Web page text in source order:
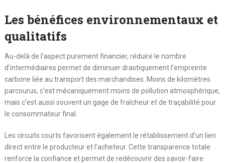
Les bénéfices environnementaux et
qualitatifs
Au-delà de l’aspect purement financier, réduire le nombre
d’intermédiaires permet de diminuer drastiquement l’empreinte
carbone liée au transport des marchandises. Moins de kilomètres
parcourus, c’est mécaniquement moins de pollution atmosphérique,
mais c’est aussi souvent un gage de fraîcheur et de traçabilité pour
le consommateur final.
Les circuits courts favorisent également le rétablissement d’un lien
direct entre le producteur et l’acheteur. Cette transparence totale
renforce la confiance et permet de redécouvrir des savoir-faire